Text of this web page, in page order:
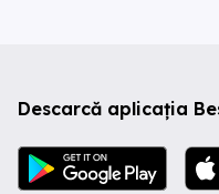
Descarcă aplicația